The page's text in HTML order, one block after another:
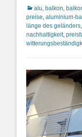
Kategorien
alu, balkon,
preise, aluminium-
länge des geländers,
nachhaltigkeit,